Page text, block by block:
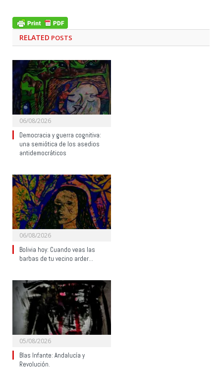
RELATED POSTS
06/08/2026
Democracia y guerra cognitiva:
una semiótica de los asedios
antidemocráticos
06/08/2026
Bolivia hoy: Cuando veas las
barbas de tu vecino arder…
05/08/2026
Blas Infante: Andalucía y
Revolución.